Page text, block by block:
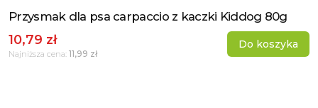
Zobacz produkt
Przysmak dla psa carpaccio z kaczki Kiddog 80g
10,79 zł
Najniższa cena: 11,99 zł
Do koszyka